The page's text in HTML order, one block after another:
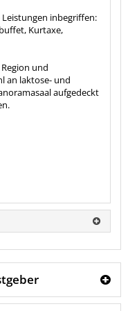
inbegriffen:
Kurtaxe,
und
an laktose- und
aufgedeckt